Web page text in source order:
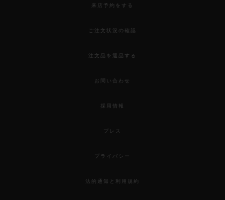
来店予約をする
ご注文状況の確認
注文品を返品する
お問い合わせ
採用情報
プレス
プライバシー
法的通知と利用規約